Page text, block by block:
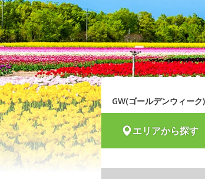
GW(ゴールデンウィー
エリアから探す